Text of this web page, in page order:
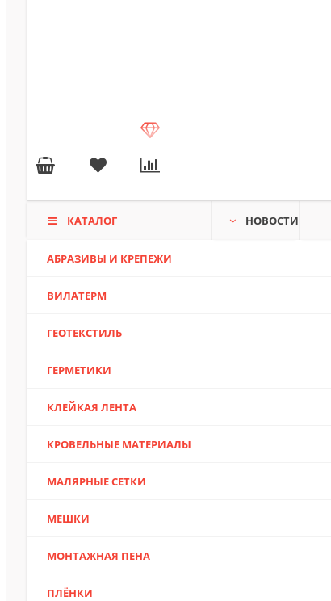
КАТАЛОГ НОВОСТИ
АБРАЗИВЫ И КРЕПЕЖИ
ВИЛАТЕРМ
ГЕОТЕКСТИЛЬ
ГЕРМЕТИКИ
КЛЕЙКАЯ ЛЕНТА
КРОВЕЛЬНЫЕ МАТЕРИАЛЫ
МАЛЯРНЫЕ СЕТКИ
МЕШКИ
МОНТАЖНАЯ ПЕНА
ПЛЁНКИ